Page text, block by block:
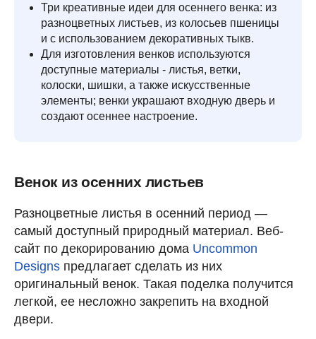
Три креативные идеи для осеннего венка: из
разноцветных листьев, из колосьев пшеницы
и с использованием декоративных тыкв.
Для изготовления венков используются
доступные материалы - листья, ветки,
колоски, шишки, а также искусственные
элементы; венки украшают входную дверь и
создают осеннее настроение.
Венок из осенних листьев
Разноцветные листья в осенний период —
самый доступный природный материал. Веб-
сайт по декорированию дома Uncommon
Designs предлагает сделать из них
оригинальный венок. Такая поделка получится
легкой, ее несложно закрепить на входной
двери.